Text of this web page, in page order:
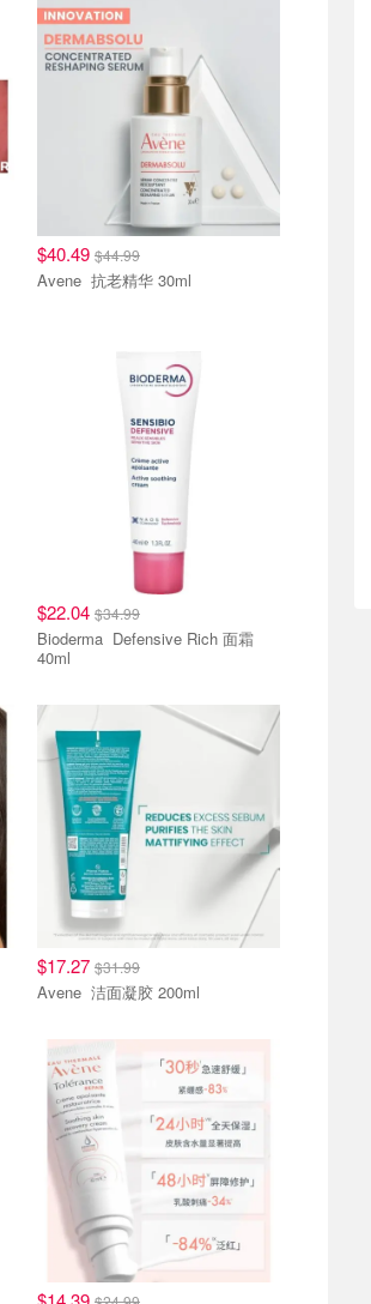
$40.49 $44.99
Avene 抗老精华 30ml
$22.04 $34.99
Bioderma Defensive Rich 面霜
40ml
$17.27 $31.99
Avene 洁面凝胶 200ml